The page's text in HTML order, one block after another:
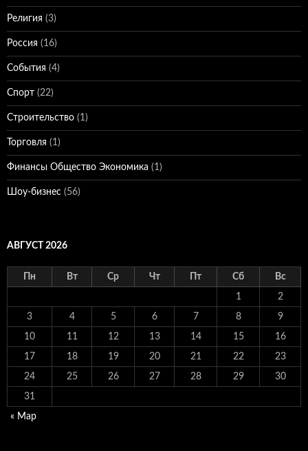
Религия (3)
Россия (16)
События (4)
Спорт (22)
Строительство (1)
Торговля (1)
Финансы Общество Экономика (1)
Шоу-бизнес (56)
АВГУСТ 2026
Пн Вт Ср Чт Пт Сб Вс
1 2
3 4 5 6 7 8 9
10 11 12 13 14 15 16
17 18 19 20 21 22 23
24 25 26 27 28 29 30
31
« Мар